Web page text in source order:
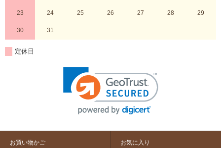
23 24 25 26 27 28 29
30 31
定休日
お買い物かご お気に入り